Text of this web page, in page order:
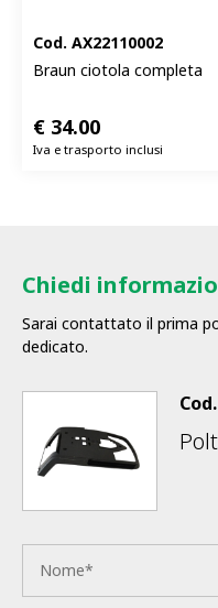
Cod. AX22110002
Braun ciotola completa
€ 34.00
Iva e trasporto inclusi
Chiedi
Sarai contattato il prima
dedicato.
Cod.